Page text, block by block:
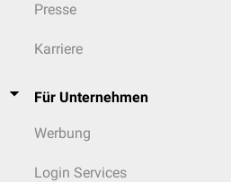
Presse
Karriere
Für Unternehmen
Werbung
Login Services